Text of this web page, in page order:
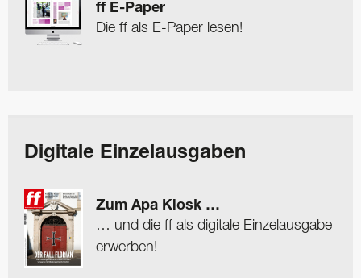
ff E-Paper
Die ff als E-Paper lesen!
Digitale Einzelausgaben
Zum Apa Kiosk …
… und die ff als digitale Einzelausgabe
erwerben!